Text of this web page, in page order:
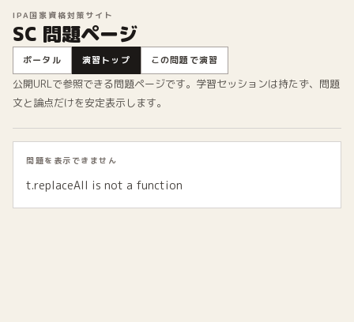
IPA国家資格対策サイト
SC 問題ページ
ポータル 演習トップ この問題で演習
公開URLで参照できる問題ページです。学習セッションは持たず、問題
文と論点だけを安定表示します。
問題を表示できません
t.replaceAll is not a function